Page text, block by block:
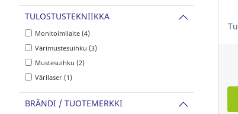
TULOSTUSTEKNIIKKA
Monitoimilaite (4)
Värimustesuihku (3)
Mustesuihku (2)
Värilaser (1)
BRÄNDI / TUOTEMERKKI